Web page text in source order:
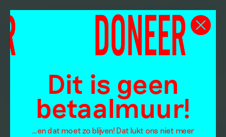
Dit is geen
betaalmuur!
…en dat moet zo blijven! Dat lukt ons niet meer